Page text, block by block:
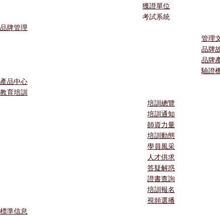
獲證單位
考試系統
品牌管理
管理
品牌
品牌
驗證
產品中心
教育培訓
培訓總覽
培訓通知
師資力量
培訓動態
學員風采
人才供求
答疑解惑
證書查詢
培訓報名
視頻選播
標準信息